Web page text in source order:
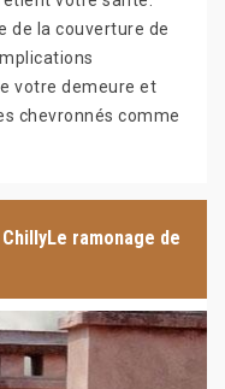
de la couverture de
votre demeure et
chevronnés comme
ramonage de